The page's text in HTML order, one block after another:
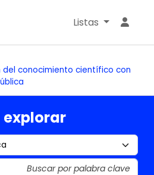
Listas
del conocimiento científico con
explorar